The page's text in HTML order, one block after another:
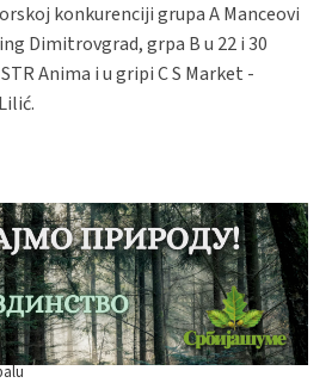
konkurenciji grupa A Manceovi
Dimitrovgrad, grpa B u 22 i 30
Anima i u gripi C S Market -